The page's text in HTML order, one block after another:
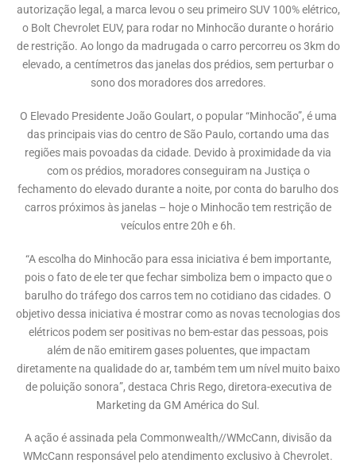
autorização legal, a marca levou o seu primeiro SUV 100% elétrico,
o Bolt Chevrolet EUV, para rodar no Minhocão durante o horário
de restrição. Ao longo da madrugada o carro percorreu os 3km do
elevado, a centímetros das janelas dos prédios, sem perturbar o
sono dos moradores dos arredores.
O Elevado Presidente João Goulart, o popular “Minhocão”, é uma
das principais vias do centro de São Paulo, cortando uma das
regiões mais povoadas da cidade. Devido à proximidade da via
com os prédios, moradores conseguiram na Justiça o
fechamento do elevado durante a noite, por conta do barulho dos
carros próximos às janelas – hoje o Minhocão tem restrição de
veículos entre 20h e 6h.
“A escolha do Minhocão para essa iniciativa é bem importante,
pois o fato de ele ter que fechar simboliza bem o impacto que o
barulho do tráfego dos carros tem no cotidiano das cidades. O
objetivo dessa iniciativa é mostrar como as novas tecnologias dos
elétricos podem ser positivas no bem-estar das pessoas, pois
além de não emitirem gases poluentes, que impactam
diretamente na qualidade do ar, também tem um nível muito baixo
de poluição sonora”, destaca Chris Rego, diretora-executiva de
Marketing da GM América do Sul.
A ação é assinada pela Commonwealth//WMcCann, divisão da
WMcCann responsável pelo atendimento exclusivo à Chevrolet.